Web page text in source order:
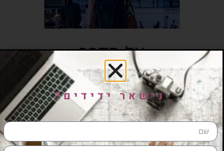
נישאר ידידים?